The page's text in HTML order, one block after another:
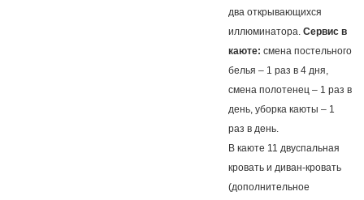
два открывающихся
иллюминатора. Сервис в
каюте: смена постельного
белья – 1 раз в 4 дня,
смена полотенец – 1 раз в
день, уборка каюты – 1
раз в день.
В каюте 11 двуспальная
кровать и диван-кровать
(дополнительное